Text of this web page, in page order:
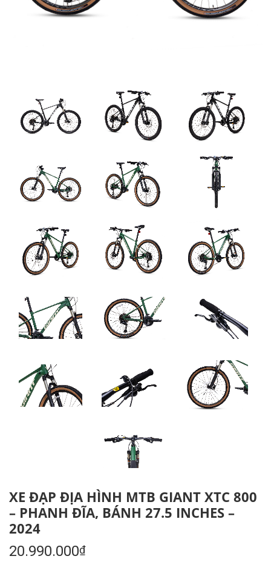
XE ĐẠP ĐỊA HÌNH MTB GIANT XTC 800
– PHANH ĐĨA, BÁNH 27.5 INCHES –
2024
20.990.000₫